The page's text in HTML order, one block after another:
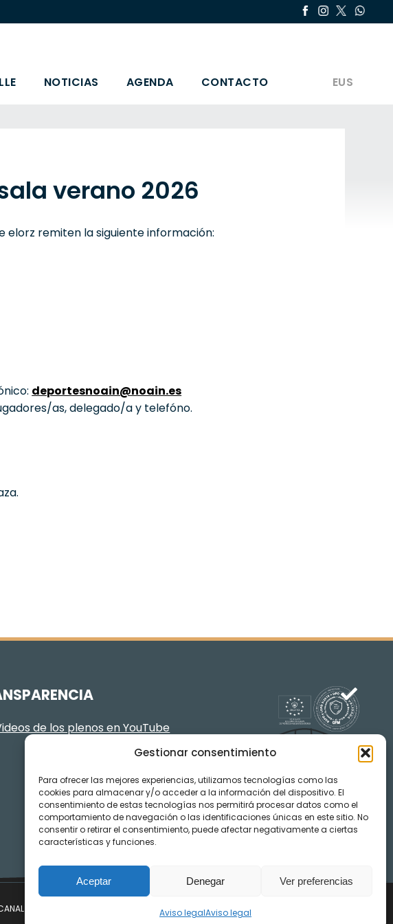
Gestionar consentimiento
Para ofrecer las mejores experiencias, utilizamos tecnologías como las
cookies para almacenar y/o acceder a la información del dispositivo. El
consentimiento de estas tecnologías nos permitirá procesar datos como el
comportamiento de navegación o las identificaciones únicas en este sitio. No
consentir o retirar el consentimiento, puede afectar negativamente a ciertas
características y funciones.
Aceptar Denegar Ver preferencias
Aviso legalAviso legal
NOTICIAS AGENDA CONTACTO EUS
verano 2026
elorz remiten la siguiente información:
deportesnoain@noain.es
as, delegado/a y telefóno.
de los plenos en YouTube
DE DENUNCIAS